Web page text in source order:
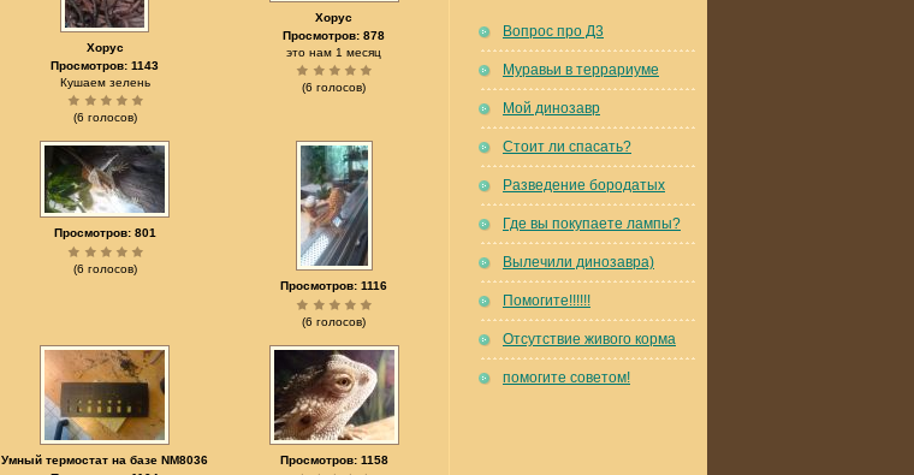
Хорус
Просмотров: 1143
Кушаем зелень
(6 голосов)
Хорус
Просмотров: 878
это нам 1 месяц
(6 голосов)
Просмотров: 801
(6 голосов)
Просмотров: 1116
(6 голосов)
Умный термостат на базе NM8036
Просмотров: 1158
Вопрос про Д3
Муравьи в террариуме
Мой динозавр
Стоит ли спасать?
Разведение бородатых
Где вы покупаете лампы?
Вылечили динозавра)
Помогите!!!!!!
Отсутствие живого корма
помогите советом!